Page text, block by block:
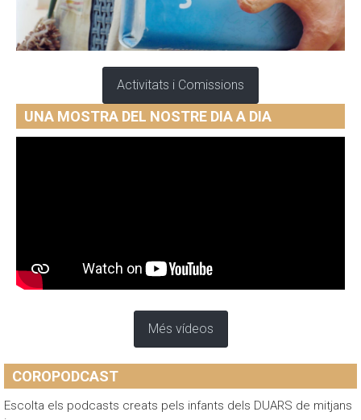
Activitats i Comissions
UNA MOSTRA DEL NOSTRE DIA A DIA
Més vídeos
COROPODCAST
Escolta els podcasts creats pels infants dels DUARS de mitjans